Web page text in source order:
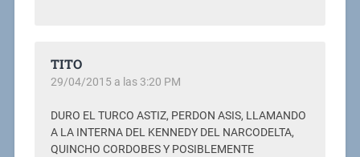
TITO
29/04/2015 a las 3:20 PM
DURO EL TURCO ASTIZ, PERDON ASIS, LLAMANDO
A LA INTERNA DEL KENNEDY DEL NARCODELTA,
QUINCHO CORDOBES Y POSIBLEMENTE